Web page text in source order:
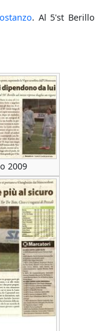
. Al 5'st Berillo
2009